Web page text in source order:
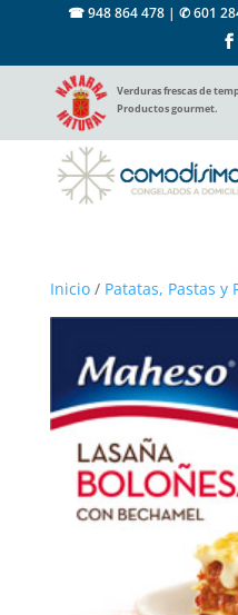
☎ 948 864 478 | ✆ 601
Verduras frescas de
Productos gourmet.
Inicio/ Patatas, Pastas y